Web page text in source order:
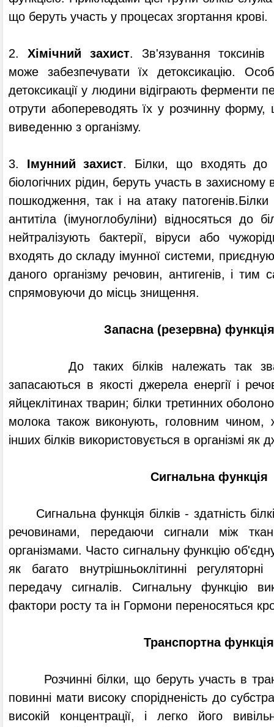
що беруть участь у процесах згортання крові.
2. Хімічний захист. Зв'язування
може забезпечувати їх детоксикацію.
детоксикації у людини відіграють ферменти
отрути абопереводять їх у розчинну
виведенню з організму.
3. Імунний захист. Білки, що входять до
біологічних рідин, беруть участь в захисному
пошкодження, так і на атаку
антитіла (імуноглобуліни) відносяться до
нейтралізують бактерії, віруси або
входять до складу імунної системи,
даного організму речовин, антигенів, і тим
спрямовуючи до місць знищення.
Запасна (резервна) функція
До таких білків належать так звані
запасаються в якості джерела енергії і
яйцеклітинах тварин; білки третинних
молока також виконують, головним чином,
інших білків використовується в організмі як
Сигнальна функція
Сигнальна функція білків - здатність
речовинами, передаючи сигнали між
організмами. Часто сигнальну функцію
як багато внутрішньоклітинні
передачу сигналів. Сигнальну функцію
фактори росту та ін Гормони переносяться
Транспортна функція
Розчинні білки, що беруть участь в
повинні мати високу спорідненість до
високій концентрації, і легко його